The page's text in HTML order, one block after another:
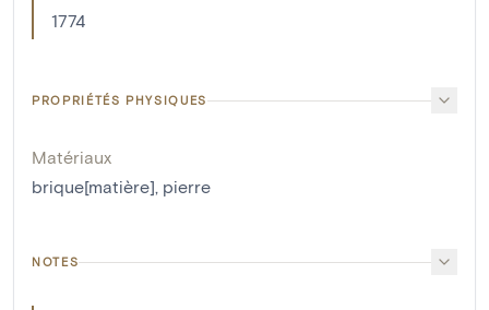
1774
PROPRIÉTÉS PHYSIQUES
Matériaux
brique[matière], pierre
NOTES